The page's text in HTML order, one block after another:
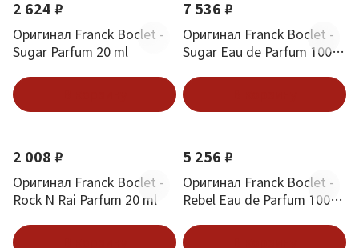
2 624 ₽
Оригинал Franck Boclet -
Sugar Parfum 20 ml
7 536 ₽
Оригинал Franck Boclet -
Sugar Eau de Parfum 100
2 008 ₽
Оригинал Franck Boclet -
Rock N Rai Parfum 20 ml
5 256 ₽
Оригинал Franck Boclet -
Rebel Eau de Parfum 100